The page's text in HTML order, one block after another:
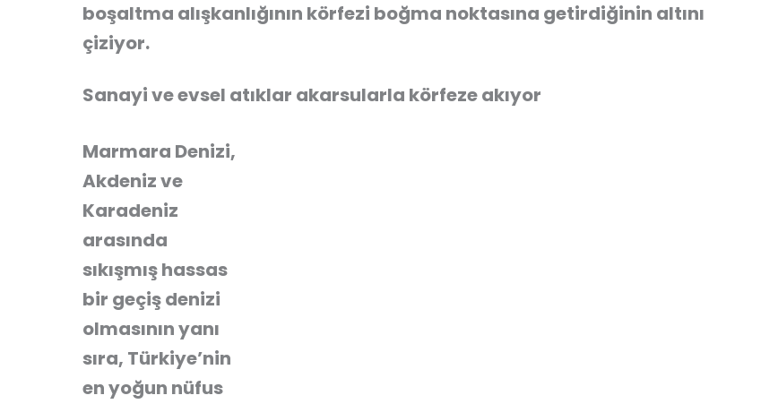
boşaltma alışkanlığının körfezi boğma noktasına getirdiğinin altını
çiziyor.
Sanayi ve evsel atıklar akarsularla körfeze akıyor
Marmara Denizi,
Akdeniz ve
Karadeniz
arasında
sıkışmış hassas
bir geçiş denizi
olmasının yanı
sıra, Türkiye’nin
en yoğun nüfus